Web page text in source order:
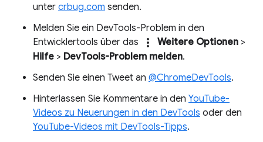
unter crbug.com senden.
Melden Sie ein DevTools-Problem in den
Entwicklertools über das
more_vert Weitere Optionen >
Hilfe > DevTools-Problem melden.
Senden Sie einen Tweet an @ChromeDevTools.
Hinterlassen Sie Kommentare in den YouTube-
Videos zu Neuerungen in den DevTools oder den
YouTube-Videos mit DevTools-Tipps.